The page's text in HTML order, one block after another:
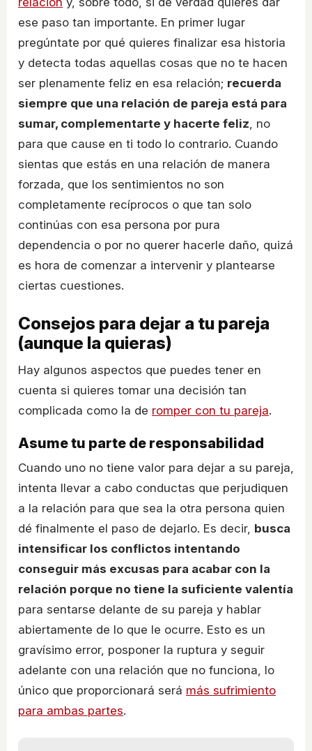
ese paso tan importante. En primer lugar
pregúntate por qué quieres finalizar esa historia
y detecta todas aquellas cosas que no te hacen
ser plenamente feliz en esa relación; recuerda
siempre que una relación de pareja está para
sumar, complementarte y hacerte feliz, no
para que cause en ti todo lo contrario. Cuando
sientas que estás en una relación de manera
forzada, que los sentimientos no son
completamente recíprocos o que tan solo
continúas con esa persona por pura
dependencia o por no querer hacerle daño, quizá
es hora de comenzar a intervenir y plantearse
ciertas cuestiones.
Consejos para dejar a tu pareja
(aunque la quieras)
Hay algunos aspectos que puedes tener en
cuenta si quieres tomar una decisión tan
complicada como la de romper con tu pareja.
Asume tu parte de responsabilidad
Cuando uno no tiene valor para dejar a su pareja,
intenta llevar a cabo conductas que perjudiquen
a la relación para que sea la otra persona quien
dé finalmente el paso de dejarlo. Es decir, busca
intensificar los conflictos intentando
conseguir más excusas para acabar con la
relación porque no tiene la suficiente valentía
para sentarse delante de su pareja y hablar
abiertamente de lo que le ocurre. Esto es un
gravísimo error, posponer la ruptura y seguir
adelante con una relación que no funciona, lo
único que proporcionará será más sufrimiento
para ambas partes.